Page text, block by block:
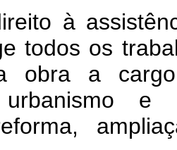
à
todos os
obra a
urbanismo e